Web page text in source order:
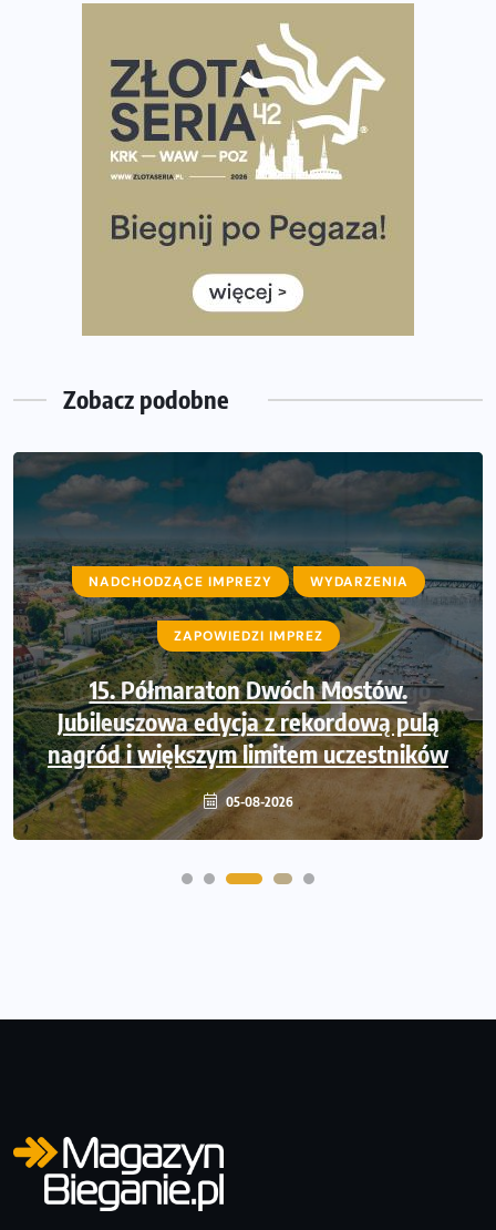
Rozbiegany Olsztyn szykuje się na weekend z
półmaratonem
Już w tę sobotę 35. Bieg Powstania Warszawskiego.
Wystartuje rekordowa liczba uczestników
35. Bieg Powstania Warszawskiego – praktyczny
Ile razy w tygodniu biegać? 3 treningi wystarczą? Jak
często biegać, żeby robić postępy
Już w ten weekend! Przed nami Nocny Portowy Maraton
i Półmaraton Szczeciński. Wszystko, co warto wiedzieć
Zobacz podobne
NADCHODZĄCE IMPREZY WYDARZENIA
ZAPOWIEDZI IMPREZ
15. Półmaraton Dwóch Mostów.
Jubileuszowa edycja z rekordową pulą
nagród i większym limitem uczestników
05-08-2026
NADCHODZĄCE IMPREZY WYDARZENIA
ZAPOWIEDZI IMPREZ
Trasa 48. Maratonu Warszawskiego
odkryta. Sprawdzony przebieg i profil
stworzony do szybkiego biegania
05-08-2026